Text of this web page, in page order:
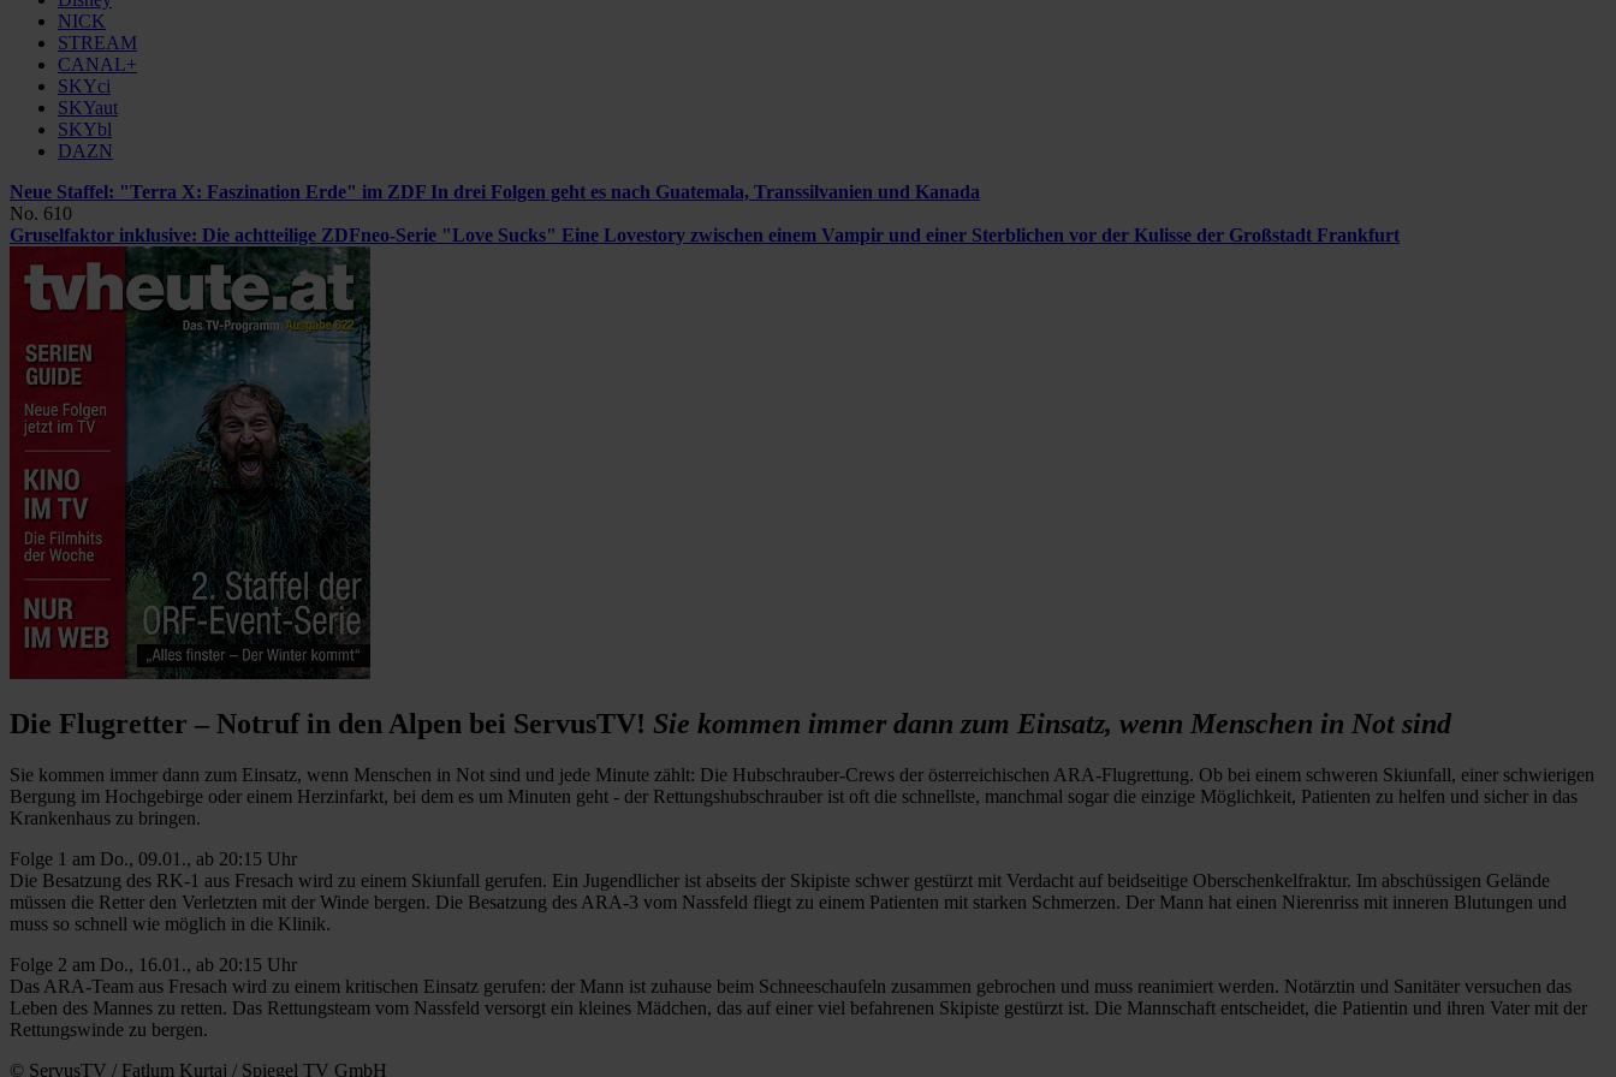
NICK
STREAM
CANAL+
SKYci
SKYaut
SKYbl
DAZN
Neue Staffel: "Terra X: Faszination Erde" im ZDF In drei Folgen geht es nach Guatemala, Transsilvanien und Kanada
No. 610
Gruselfaktor inklusive: Die achtteilige ZDFneo-Serie "Love Sucks" Eine Lovestory zwischen einem Vampir und einer Sterblichen vor der Kulisse der Großstadt Frankfurt
Die Flugretter – Notruf in den Alpen bei ServusTV! Sie kommen immer dann zum Einsatz, wenn Menschen in Not sind
Sie kommen immer dann zum Einsatz, wenn Menschen in Not sind und jede Minute zählt: Die Hubschrauber-Crews der österreichischen ARA-Flugrettung. Ob bei einem schweren Skiunfall, einer schwierigen
Bergung im Hochgebirge oder einem Herzinfarkt, bei dem es um Minuten geht - der Rettungshubschrauber ist oft die schnellste, manchmal sogar die einzige Möglichkeit, Patienten zu helfen und sicher in das
Krankenhaus zu bringen.
Folge 1 am Do., 09.01., ab 20:15 Uhr
Die Besatzung des RK-1 aus Fresach wird zu einem Skiunfall gerufen. Ein Jugendlicher ist abseits der Skipiste schwer gestürzt mit Verdacht auf beidseitige Oberschenkelfraktur. Im abschüssigen Gelände
müssen die Retter den Verletzten mit der Winde bergen. Die Besatzung des ARA-3 vom Nassfeld fliegt zu einem Patienten mit starken Schmerzen. Der Mann hat einen Nierenriss mit inneren Blutungen und
muss so schnell wie möglich in die Klinik.
Folge 2 am Do., 16.01., ab 20:15 Uhr
Das ARA-Team aus Fresach wird zu einem kritischen Einsatz gerufen: der Mann ist zuhause beim Schneeschaufeln zusammen gebrochen und muss reanimiert werden. Notärztin und Sanitäter versuchen das
Leben des Mannes zu retten. Das Rettungsteam vom Nassfeld versorgt ein kleines Mädchen, das auf einer viel befahrenen Skipiste gestürzt ist. Die Mannschaft entscheidet, die Patientin und ihren Vater mit der
Rettungswinde zu bergen.
© ServusTV / Fatlum Kurtaj / Spiegel TV GmbH